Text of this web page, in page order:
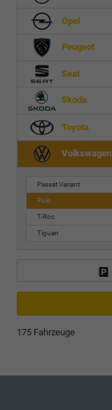
Opel
Peugeot
Seat
Skoda
Toyota
Volkswagen
Passat Variant
Polo
T-Roc
Tiguan
175 Fahrzeuge